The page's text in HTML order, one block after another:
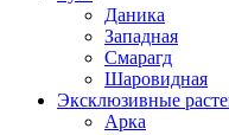
Даника
Западная
Смарагд
Шаровидная
Эксклюзивные
Арка